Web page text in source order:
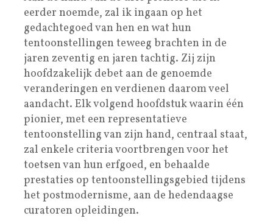
eerder noemde, zal ik ingaan op het
gedachtegoed van hen en wat hun
tentoonstellingen teweeg brachten in de
jaren zeventig en jaren tachtig. Zij zijn
hoofdzakelijk debet aan de genoemde
veranderingen en verdienen daarom veel
aandacht. Elk volgend hoofdstuk waarin één
pionier, met een representatieve
tentoonstelling van zijn hand, centraal staat,
zal enkele criteria voortbrengen voor het
toetsen van hun erfgoed, en behaalde
prestaties op tentoonstellingsgebied tijdens
het postmodernisme, aan de hedendaagse
curatoren opleidingen.